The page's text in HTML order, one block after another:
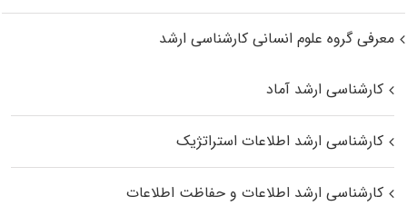
معرفی گروه علوم انسانی کارشناسی ارشد
کارشناسی ارشد آماد
کارشناسی ارشد اطلاعات استراتژیک
کارشناسی ارشد اطلاعات و حفاظت اطلاعات